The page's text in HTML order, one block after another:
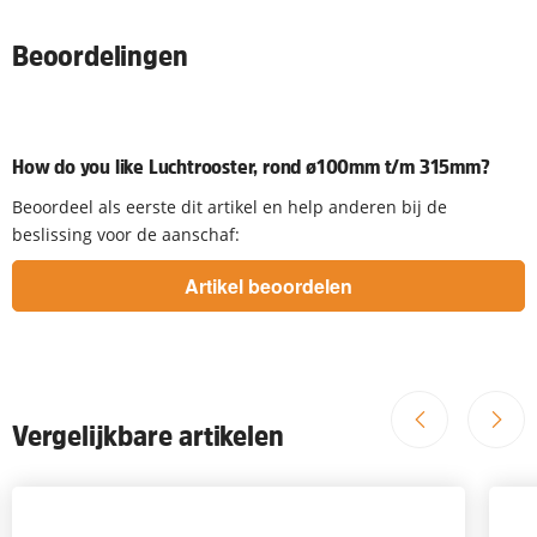
Beoordelingen
How do you like Luchtrooster, rond ø100mm t/m 315mm?
Beoordeel als eerste dit artikel en help anderen bij de
beslissing voor de aanschaf:
Vergelijkbare artikelen